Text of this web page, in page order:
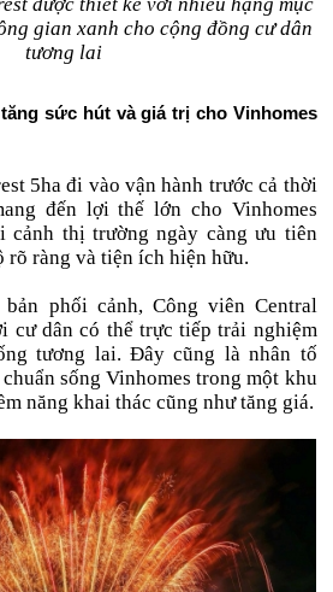
gian xanh cho cộng đồng cư dân
tương lai
sức hút và giá trị cho Vinhomes
5ha đi vào vận hành trước cả thời
đến lợi thế lớn cho Vinhomes
cảnh thị trường ngày càng ưu tiên
rõ ràng và tiện ích hiện hữu.
phối cảnh, Công viên Central
cư dân có thể trực tiếp trải nghiệm
tương lai. Đây cũng là nhân tố
sống Vinhomes trong một khu
năng khai thác cũng như tăng giá.